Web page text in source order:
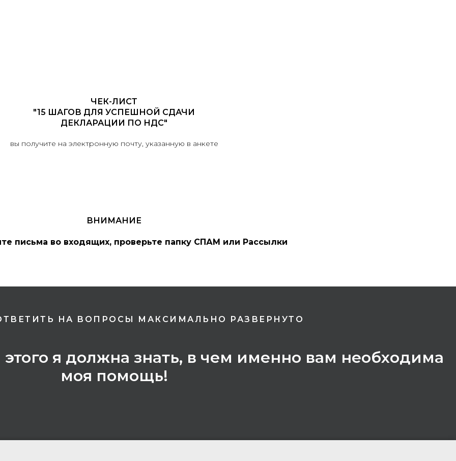
ЧЕК-ЛИСТ
"15 ШАГОВ ДЛЯ УСПЕШНОЙ СДАЧИ
ДЕКЛАРАЦИИ ПО НДС"
вы получите на электронную почту, указанную в анкете
ВНИМАНИЕ
письма во входящих, проверьте папку СПАМ или Рассылки
НА ВОПРОСЫ МАКСИМАЛЬНО РАЗВЕРНУТО
я должна знать, в чем именно вам необходима
моя помощь!